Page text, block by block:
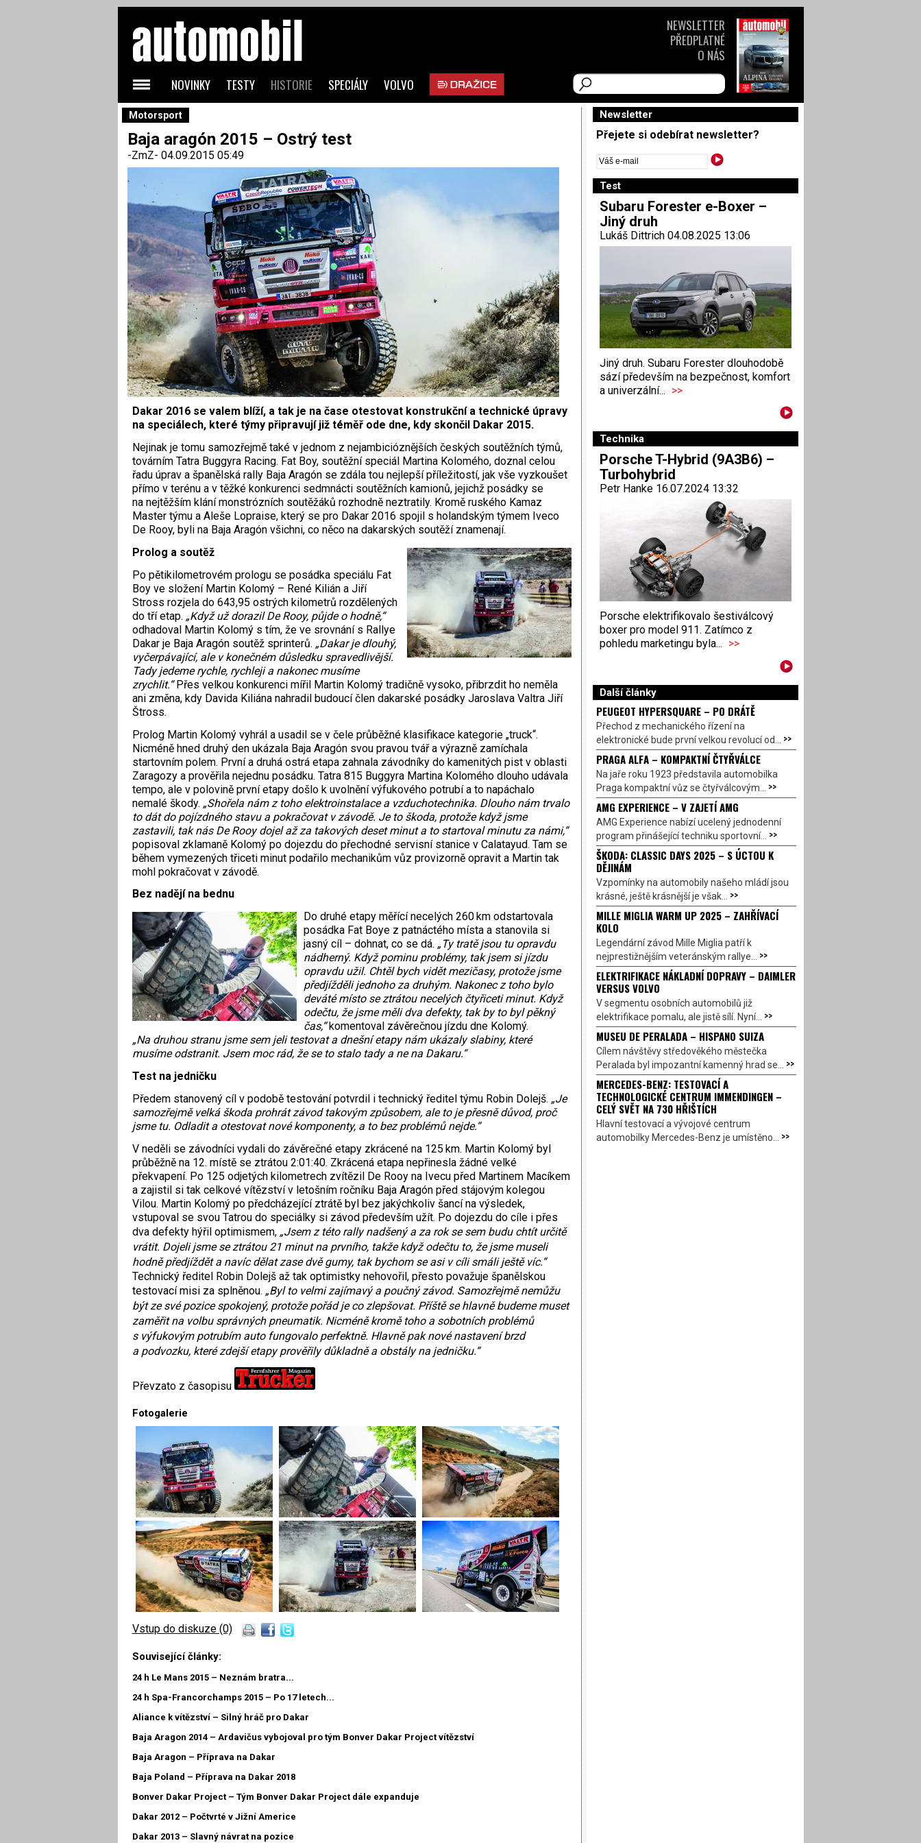
Motorsport
Baja aragón 2015 – Ostrý test
-ZmZ- 04.09.2015 05:49
Dakar 2016 se valem blíží, a tak je na čase otestovat konstrukční a technické úpravy
na speciálech, které týmy připravují již téměř ode dne, kdy skončil Dakar 2015.
Nejinak je tomu samozřejmě také v jednom z nejambicióznějších českých soutěžních týmů,
továrním Tatra Buggyra Racing. Fat Boy, soutěžní speciál Martina Kolomého, doznal celou
řadu úprav a španělská rally Baja Aragón se zdála tou nejlepší příležitostí, jak vše vyzkoušet
přímo v terénu a v těžké konkurenci sedmnácti soutěžních kamionů, jejichž posádky se
na nejtěžším klání monstrózních soutěžáků rozhodně neztratily. Kromě ruského Kamaz
Master týmu a Aleše Lopraise, který se pro Dakar 2016 spojil s holandským týmem Iveco
De Rooy, byli na Baja Aragón všichni, co něco na dakarských soutěží znamenají.
Prolog a soutěž
Po pětikilometrovém prologu se posádka speciálu Fat
Boy ve složení Martin Kolomý – René Kilián a Jiří
Stross rozjela do 643,95 ostrých kilometrů rozdělených
do tří etap. „Když už dorazil De Rooy, půjde o hodně,“
odhadoval Martin Kolomý s tím, že ve srovnání s Rallye
Dakar je Baja Aragón soutěž sprinterů. „Dakar je dlouhý,
vyčerpávající, ale v konečném důsledku spravedlivější.
Tady jedeme rychle, rychleji a nakonec musíme
zrychlit.“Přes velkou konkurenci mířil Martin Kolomý tradičně vysoko, přibrzdit ho neměla
ani změna, kdy Davida Kiliána nahradil budoucí člen dakarské posádky Jaroslava Valtra Jiří
Štross.
Prolog Martin Kolomý vyhrál a usadil se v čele průběžné klasifikace kategorie „truck“.
Nicméně hned druhý den ukázala Baja Aragón svou pravou tvář a výrazně zamíchala
startovním polem. První a druhá ostrá etapa zahnala závodníky do kamenitých pist v oblasti
Zaragozy a prověřila nejednu posádku. Tatra 815 Buggyra Martina Kolomého dlouho udávala
tempo, ale v polovině první etapy došlo k uvolnění výfukového potrubí a to napáchalo
nemalé škody. „Shořela nám z toho elektroinstalace a vzduchotechnika. Dlouho nám trvalo
to dát do pojízdného stavu a pokračovat v závodě. Je to škoda, protože když jsme
zastavili, tak nás De Rooy dojel až za takových deset minut a to startoval minutu za námi,“
popisoval zklamaně Kolomý po dojezdu do přechodné servisní stanice v Calatayud. Tam se
během vymezených třiceti minut podařilo mechanikům vůz provizorně opravit a Martin tak
mohl pokračovat v závodě.
Bez nadějí na bednu
Do druhé etapy měřící necelých 260 km odstartovala
posádka Fat Boye z patnáctého místa a stanovila si
jasný cíl – dohnat, co se dá. „Ty tratě jsou tu opravdu
nádherný. Když pominu problémy, tak jsem si jízdu
opravdu užil. Chtěl bych vidět mezičasy, protože jsme
předjížděli jednoho za druhým. Nakonec z toho bylo
deváté místo se ztrátou necelých čtyřiceti minut. Když
odečtu, že jsme měli dva defekty, tak by to byl pěkný
čas,“komentoval závěrečnou jízdu dne Kolomý.
„Na druhou stranu jsme sem jeli testovat a dnešní etapy nám ukázaly slabiny, které
musíme odstranit. Jsem moc rád, že se to stalo tady a ne na Dakaru.“
Test na jedničku
Předem stanovený cíl v podobě testování potvrdil i technický ředitel týmu Robin Dolejš. „Je
samozřejmě velká škoda prohrát závod takovým způsobem, ale to je přesně důvod, proč
jsme tu. Odladit a otestovat nové komponenty, a to bez problémů nejde.“
V neděli se závodníci vydali do závěrečné etapy zkrácené na 125 km. Martin Kolomý byl
průběžně na 12. místě se ztrátou 2:01:40. Zkrácená etapa nepřinesla žádné velké
překvapení. Po 125 odjetých kilometrech zvítězil De Rooy na Ivecu před Martinem Macíkem
a zajistil si tak celkové vítězství v letošním ročníku Baja Aragón před stájovým kolegou
Vilou. Martin Kolomý po předcházející ztrátě byl bez jakýchkoliv šancí na výsledek,
vstupoval se svou Tatrou do speciálky si závod především užít. Po dojezdu do cíle i přes
dva defekty hýřil optimismem, „Jsem z této rally nadšený a za rok se sem budu chtít určitě
vrátit. Dojeli jsme se ztrátou 21 minut na prvního, takže když odečtu to, že jsme museli
hodně předjíždět a navíc dělat zase dvě gumy, tak bychom se asi v cíli smáli ještě víc.“
Technický ředitel Robin Dolejš až tak optimistky nehovořil, přesto považuje španělskou
testovací misi za splněnou. „Byl to velmi zajímavý a poučný závod. Samozřejmě nemůžu
být ze své pozice spokojený, protože pořád je co zlepšovat. Příště se hlavně budeme muset
zaměřit na volbu správných pneumatik. Nicméně kromě toho a sobotních problémů
s výfukovým potrubím auto fungovalo perfektně. Hlavně pak nové nastavení brzd
a podvozku, které zdejší etapy prověřily důkladně a obstály na jedničku.“
Převzato z časopisu
Fotogalerie
Vstup do diskuze (0)
Související články:
24 h Le Mans 2015 – Neznám bratra...
24 h Spa-Francorchamps 2015 – Po 17 letech...
Aliance k vítězství – Silný hráč pro Dakar
Baja Aragon 2014 – Ardavičus vybojoval pro tým Bonver Dakar Project vítězství
Baja Aragon – Příprava na Dakar
Baja Poland – Příprava na Dakar 2018
Bonver Dakar Project – Tým Bonver Dakar Project dále expanduje
Dakar 2012 – Počtvrté v Jižní Americe
Dakar 2013 – Slavný návrat na pozice
Newsletter
Přejete si odebírat newsletter?
Test
Subaru Forester e-Boxer –
Jiný druh
Lukáš Dittrich 04.08.2025 13:06
Jiný druh. Subaru Forester dlouhodobě
sází především na bezpečnost, komfort
a univerzální... >>
Technika
Porsche T-Hybrid (9A3B6) –
Turbohybrid
Petr Hanke 16.07.2024 13:32
Porsche elektrifikovalo šestiválcový
boxer pro model 911. Zatímco z
pohledu marketingu byla... >>
Další články
PEUGEOT HYPERSQUARE – PO DRÁTĚ
Přechod z mechanického řízení na
elektronické bude první velkou revolucí od... >>
PRAGA ALFA – KOMPAKTNÍ ČTYŘVÁLCE
Na jaře roku 1923 představila automobilka
Praga kompaktní vůz se čtyřválcovým... >>
AMG EXPERIENCE – V ZAJETÍ AMG
AMG Experience nabízí ucelený jednodenní
program přinášející techniku sportovní... >>
ŠKODA: CLASSIC DAYS 2025 – S ÚCTOU K
DĚJINÁM
Vzpomínky na automobily našeho mládí jsou
krásné, ještě krásnější je však... >>
MILLE MIGLIA WARM UP 2025 – ZAHŘÍVACÍ
KOLO
Legendární závod Mille Miglia patří k
nejprestižnějším veteránským rallye... >>
ELEKTRIFIKACE NÁKLADNÍ DOPRAVY – DAIMLER
VERSUS VOLVO
V segmentu osobních automobilů již
elektrifikace pomalu, ale jistě sílí. Nyní... >>
MUSEU DE PERALADA – HISPANO SUIZA
Cílem návštěvy středověkého městečka
Peralada byl impozantní kamenný hrad se... >>
MERCEDES-BENZ: TESTOVACÍ A
TECHNOLOGICKÉ CENTRUM IMMENDINGEN –
CELÝ SVĚT NA 730 HŘIŠTÍCH
Hlavní testovací a vývojové centrum
automobilky Mercedes-Benz je umístěno... >>
NOVINKY TESTY HISTORIE SPECIÁLY VOLVO
NEWSLETTER
PŘEDPLATNÉ
O NÁS